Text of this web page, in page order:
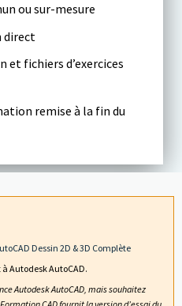
ou sur-mesure
direct
et fichiers d’exercices
remise à la fin du
Dessin 2D & 3D Complète
Autodesk AutoCAD.
Autodesk AutoCAD, mais souhaitez